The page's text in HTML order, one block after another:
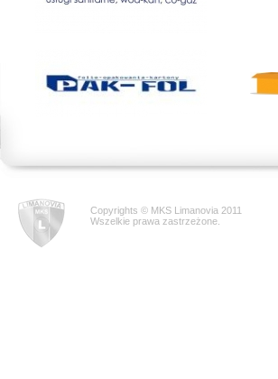
Copyrights © MKS Limanovia 2011
Wszelkie prawa zastrzeżone.